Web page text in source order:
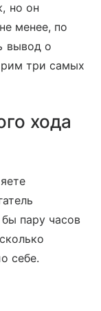
но он
менее, по
вывод о
три самых
хода
пару часов
себе.